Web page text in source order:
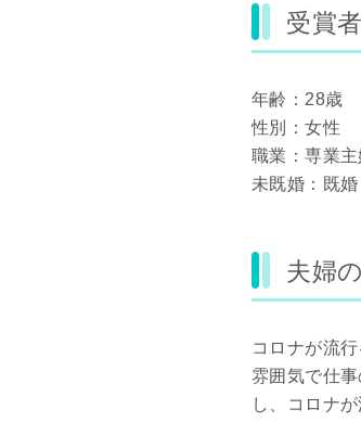
受賞
年齢：28歳
性別：女性
職業：専業主
未既婚：既婚
夫婦
コロナが流
雰囲気で仕
し、コロナ